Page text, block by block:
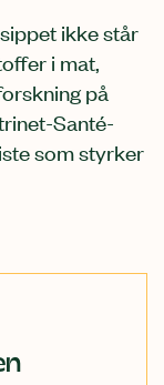
ikke står
i mat,
på
Santé-
som styrker